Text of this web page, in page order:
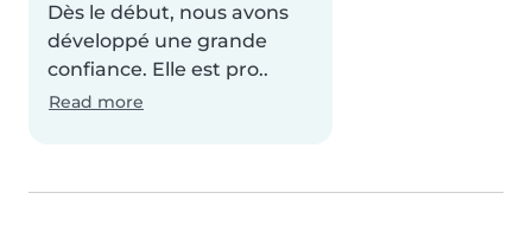
Dès le début, nous avons
développé une grande
confiance. Elle est pro..
Read more